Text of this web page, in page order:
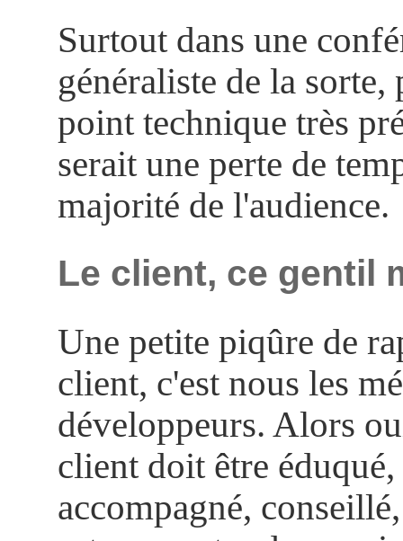
Surtout dans une
généraliste de la sorte,
point technique très
serait une perte de
majorité de l'audience.
Le client, ce gentil
Une petite piqûre de
client, c'est nous les
développeurs. Alors
client doit être éduqué,
accompagné,